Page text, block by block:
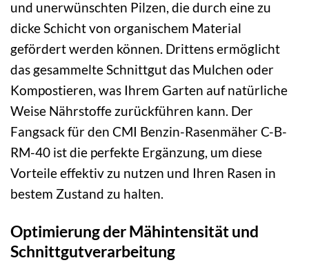
und unerwünschten Pilzen, die durch eine zu
dicke Schicht von organischem Material
gefördert werden können. Drittens ermöglicht
das gesammelte Schnittgut das Mulchen oder
Kompostieren, was Ihrem Garten auf natürliche
Weise Nährstoffe zurückführen kann. Der
Fangsack für den CMI Benzin-Rasenmäher C-B-
RM-40 ist die perfekte Ergänzung, um diese
Vorteile effektiv zu nutzen und Ihren Rasen in
bestem Zustand zu halten.
Optimierung der Mähintensität und
Schnittgutverarbeitung